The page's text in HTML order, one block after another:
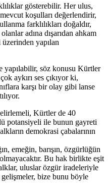
gösterebilir. Her ulus,
koşulları değerlendirir,
farklılıkları doğaldır,
adına dışarıdan ahkam
yapılan
yapılabilir, söz konusu Kürtler
aykırı ses çıkıyor ki,
karşı bir olay gibi lanse
Kürtler de 40
potansiyeli ile bunun gayreti
demokrasi çabalarının
emeğin, barışın, özgürlüğün
Bu hak birlikte eşit
uluslar özgür iradeleriyle
bize bunu böyle